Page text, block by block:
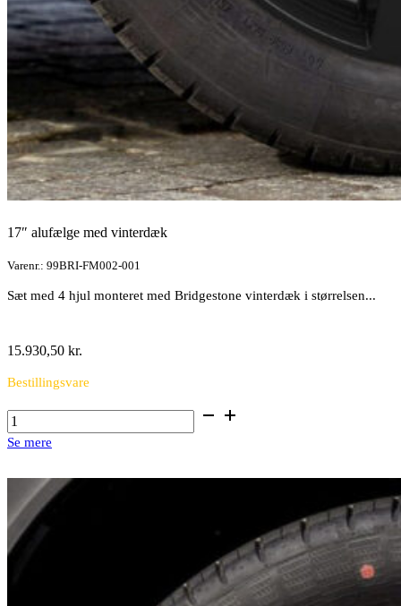
17″ alufælge med vinterdæk
Varenr.: 99BRI-FM002-001
Sæt med 4 hjul monteret med Bridgestone vinterdæk i størrelsen...
15.930,50 kr.
Bestillingsvare
17"
alufælge
med
Se mere